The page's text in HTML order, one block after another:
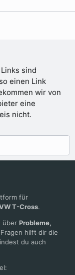
sind
einen Link
wir von
eine
nicht.
für
T-Cross.
über Probleme,
hilft dir die
du auch